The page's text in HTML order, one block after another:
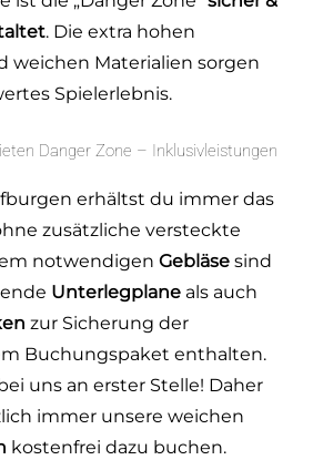
. Die extra hohen
weichen Materialien sorgen
Spielerlebnis.
Danger Zone – Inklusivleistungen
erhältst du immer das
zusätzliche versteckte
notwendigen Gebläse sind
Unterlegplane als auch
zur Sicherung der
Buchungspaket enthalten.
uns an erster Stelle! Daher
immer unsere weichen
kostenfrei dazu buchen.